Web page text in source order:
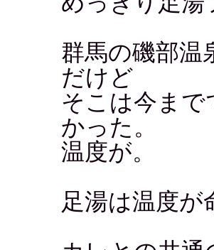
群馬の磯部温
だけど
そこは今まで
かった。
温度が。
足湯は温度が